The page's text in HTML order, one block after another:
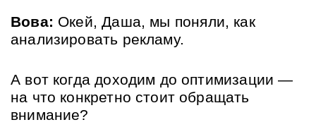
Вова: Окей, Даша, мы поняли, как
анализировать рекламу.
А вот когда доходим до оптимизации —
на что конкретно стоит обращать
внимание?